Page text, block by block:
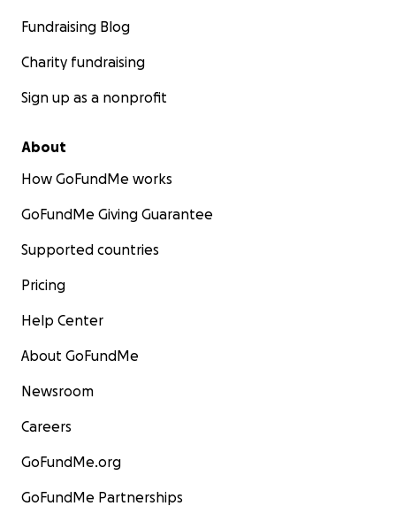
Fundraising Blog
Charity fundraising
Sign up as a nonprofit
About
How GoFundMe works
GoFundMe Giving Guarantee
Supported countries
Pricing
Help Center
About GoFundMe
Newsroom
Careers
GoFundMe.org
GoFundMe Partnerships